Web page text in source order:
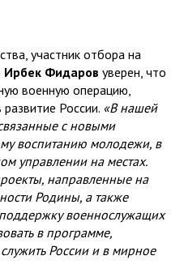
участник отбора на
Ирбек Фидаров уверен, что
военную операцию,
России. «В нашей
с новыми
воспитанию молодежи, в
управлении на местах.
направленные на
Родины, а также
военнослужащих
в программе,
России и в мирное